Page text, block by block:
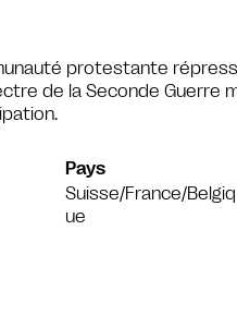
protestante
de la Seconde Guerre
Pays
Suisse/France/Belgiq
ue